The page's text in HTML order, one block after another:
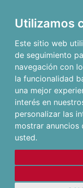
Utilizamos
Este sitio web
de seguimiento
navegación con
la funcionalidad
una mejor
interés en
personalizar las
mostrar anuncios
usted.